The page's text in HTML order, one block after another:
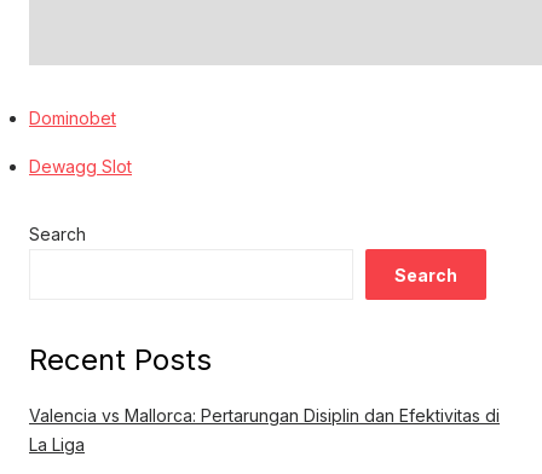
Dominobet
Dewagg Slot
Search
Search
Recent Posts
Valencia vs Mallorca: Pertarungan Disiplin dan Efektivitas di
La Liga